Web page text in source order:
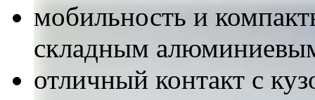
мобильность и
складным
отличный контакт с